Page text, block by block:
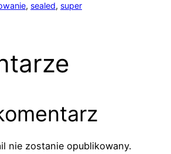
, sealed, super
nie zostanie opublikowany.